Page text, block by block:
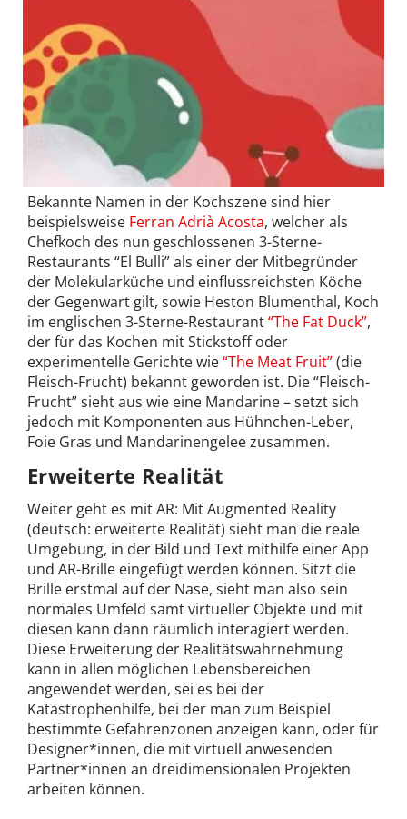
Bekannte Namen in der Kochszene sind hier
beispielsweise Ferran Adrià Acosta, welcher als
Chefkoch des nun geschlossenen 3-Sterne-
Restaurants “El Bulli” als einer der Mitbegründer
der Molekularküche und einflussreichsten Köche
der Gegenwart gilt, sowie Heston Blumenthal, Koch
im englischen 3-Sterne-Restaurant“The Fat Duck”,
der für das Kochen mit Stickstoff oder
experimentelle Gerichte wie“The Meat Fruit”(die
Fleisch-Frucht) bekannt geworden ist. Die “Fleisch-
Frucht” sieht aus wie eine Mandarine – setzt sich
jedoch mit Komponenten aus Hühnchen-Leber,
Foie Gras und Mandarinengelee zusammen.
Erweiterte Realität
Weiter geht es mit AR: Mit Augmented Reality
(deutsch: erweiterte Realität) sieht man die reale
Umgebung, in der Bild und Text mithilfe einer App
und AR-Brille eingefügt werden können. Sitzt die
Brille erstmal auf der Nase, sieht man also sein
normales Umfeld samt virtueller Objekte und mit
diesen kann dann räumlich interagiert werden.
Diese Erweiterung der Realitätswahrnehmung
kann in allen möglichen Lebensbereichen
angewendet werden, sei es bei der
Katastrophenhilfe, bei der man zum Beispiel
bestimmte Gefahrenzonen anzeigen kann, oder für
Designer*innen, die mit virtuell anwesenden
Partner*innen an dreidimensionalen Projekten
arbeiten können.